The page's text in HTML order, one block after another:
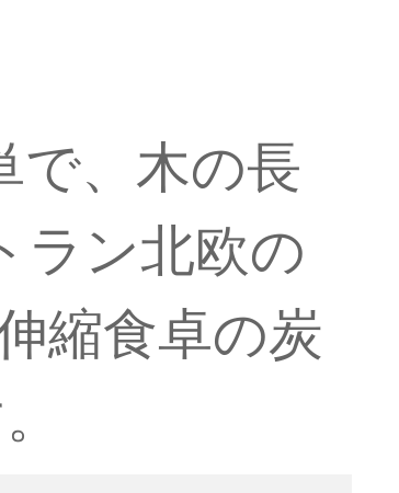
で、木の長
ラン北欧の
縮食卓の炭